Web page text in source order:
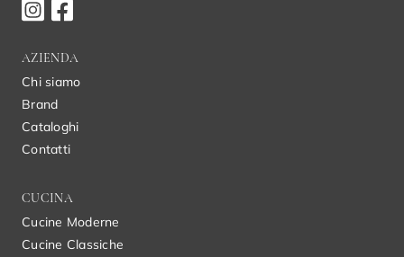
AZIENDA
Chi siamo
Brand
Cataloghi
Contatti
CUCINA
Cucine Moderne
Cucine Classiche